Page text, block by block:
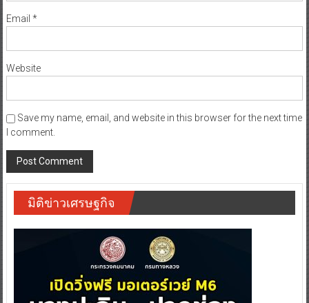
Email *
Website
Save my name, email, and website in this browser for the next time
I comment.
มิติข่าวเศรษฐกิจ